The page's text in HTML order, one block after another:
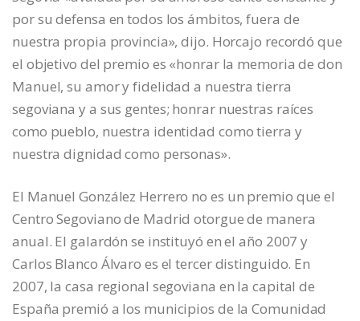
por su defensa en todos los ámbitos, fuera de
nuestra propia provincia», dijo. Horcajo recordó que
el objetivo del premio es «honrar la memoria de don
Manuel, su amor y fidelidad a nuestra tierra
segoviana y a sus gentes; honrar nuestras raíces
como pueblo, nuestra identidad como tierra y
nuestra dignidad como personas».
El Manuel González Herrero no es un premio que el
Centro Segoviano de Madrid otorgue de manera
anual. El galardón se instituyó en el año 2007 y
Carlos Blanco Álvaro es el tercer distinguido. En
2007, la casa regional segoviana en la capital de
España premió a los municipios de la Comunidad